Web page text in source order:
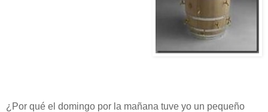
¿Por qué el domingo por la mañana tuve yo un pequeño